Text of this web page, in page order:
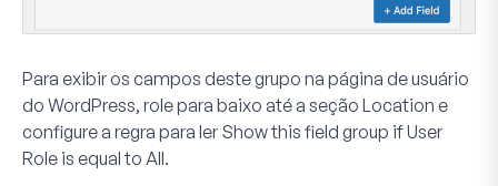
Para exibir os campos deste grupo na página de usuário
do WordPress, role para baixo até a seção Location e
configure a regra para ler Show this field group if User
Role is equal to All.